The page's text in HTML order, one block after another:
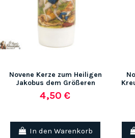
Novene Kerze zum Heiligen
Jakobus dem Größeren
4,50 €
In den Warenkorb